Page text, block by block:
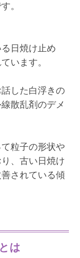
。
日焼け止め
います。
した白浮きの
散乱剤のデメ
粒子の形状や
、古い日焼け
されている傾
は